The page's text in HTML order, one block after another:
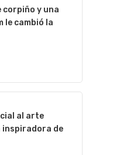
corpiño y una
le cambió la
al arte
de